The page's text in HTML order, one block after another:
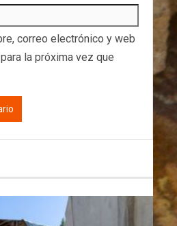
correo electrónico y web
la próxima vez que